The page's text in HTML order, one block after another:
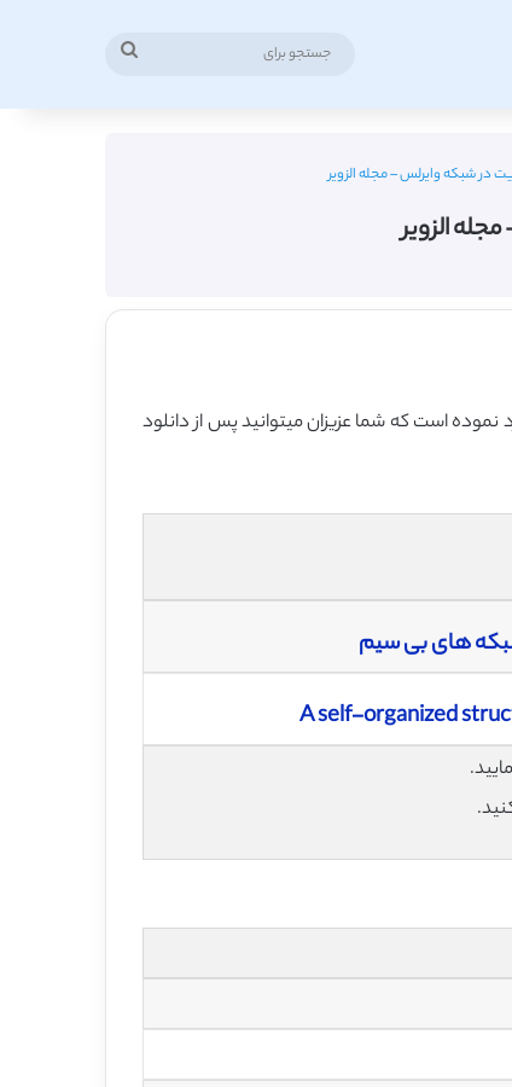
در شبکه وایرلس – مجله الزویر
الزویر
نموده است که شما عزیزان میتوانید پس از دانلود
های بی سیم
A self-organized